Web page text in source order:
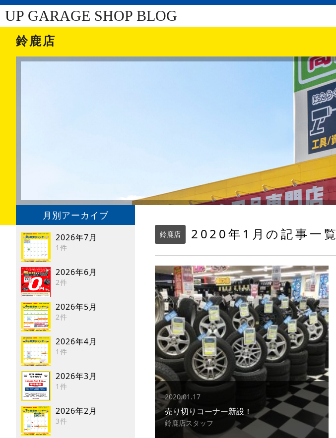
UP GARAGE SHOP BLOG
鈴鹿店
月別アーカイブ
2026年7月
1件
2026年6月
2件
2026年5月
2件
2026年4月
1件
2026年3月
1件
2026年2月
3件
鈴鹿店 2020年1月の記事一覧
2020.01.17
売り切りコーナー新設！
鈴鹿店スタッフ